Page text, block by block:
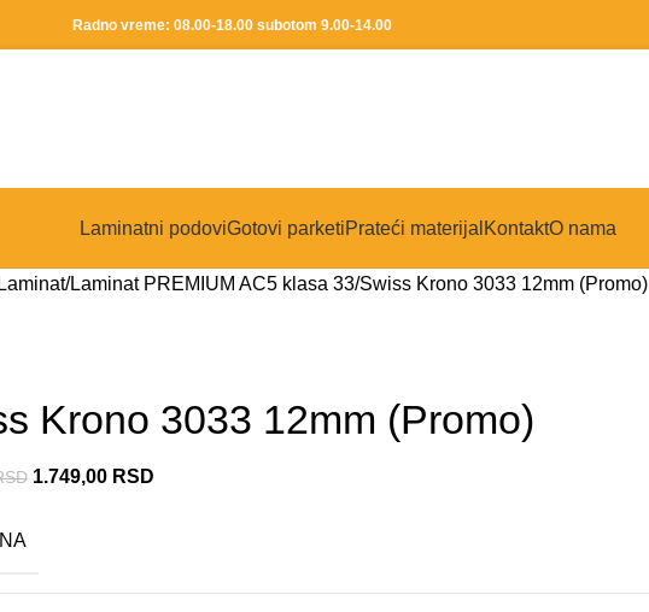
Radno vreme: 08.00-18.00 subotom 9.00-14.00
Laminatni podoviGotovi parketiPrateći materijal KontaktO nama
Laminat PREMIUM AC5 klasa 33 Swiss Krono 3033 12mm (Promo)
Krono 3033 12mm (Promo)
1.749,00 RSD